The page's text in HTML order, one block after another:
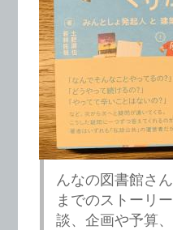
んなの図書館さ
までのストーリ
談、企画や予算